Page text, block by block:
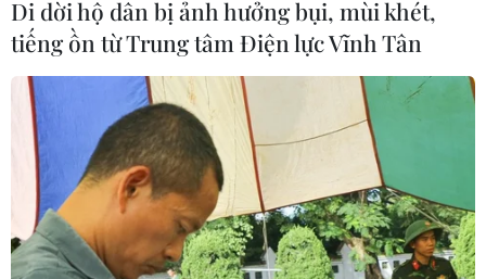
Di dời hộ dân bị ảnh hưởng bụi, mùi khét,
tiếng ồn từ Trung tâm Điện lực Vĩnh Tân